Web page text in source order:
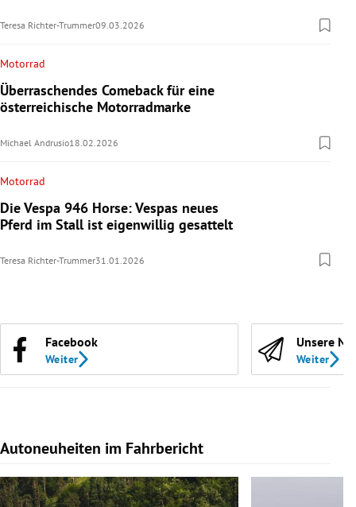
Teresa Richter-Trummer09.03.2026
Motorrad
Überraschendes Comeback für eine
österreichische Motorradmarke
Michael Andrusio18.02.2026
Motorrad
Die Vespa 946 Horse: Vespas neues
Pferd im Stall ist eigenwillig gesattelt
Teresa Richter-Trummer31.01.2026
Facebook
Weiter
Unsere
Weiter
Autoneuheiten im Fahrbericht
Slide 1 von 7